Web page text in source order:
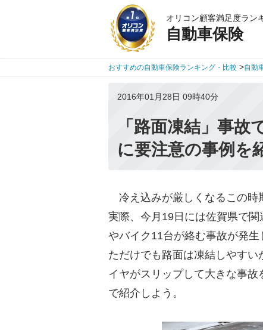
オリコン顧客満足度ラン
自動車保険
おすすめの自動車保険ランキング・比較 >自動
2016年01月28日 09時40分
「路面凍結」事
に要注意の事例を
冷え込みが厳しくなるこの時
実際、今月19日には佐賀県で
やバイク11台が絡む事故が発
ただけでも路面は凍結しやす
イヤがスリップして大きな事
で紹介しよう。